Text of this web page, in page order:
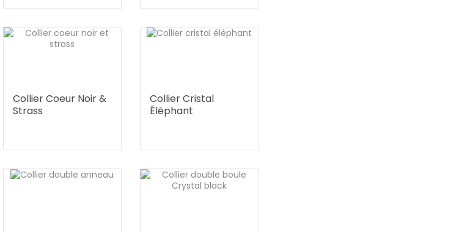
Collier Coeur Noir &
Strass
Collier Cristal
Éléphant